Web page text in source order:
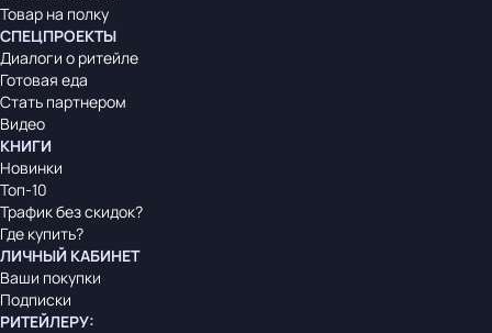
Товар на полку
СПЕЦПРОЕКТЫ
Диалоги о ритейле
Готовая еда
Стать партнером
Видео
КНИГИ
Новинки
Топ-10
Трафик без скидок?
Где купить?
ЛИЧНЫЙ КАБИНЕТ
Ваши покупки
Подписки
РИТЕЙЛЕРУ: